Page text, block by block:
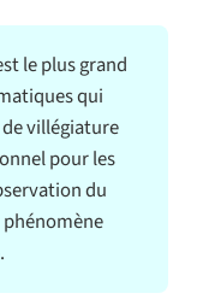
le plus grand
qui
villégiature
pour les
du